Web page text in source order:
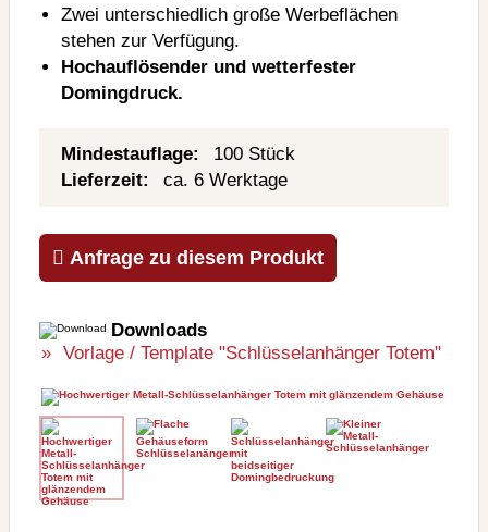
Zwei unterschiedlich große Werbeflächen
stehen zur Verfügung.
Hochauflösender und wetterfester
Domingdruck.
Mindestauflage:
100 Stück
Lieferzeit:
ca. 6 Werktage
Anfrage zu diesem Produkt
Downloads
Vorlage / Template "Schlüsselanhänger Totem"